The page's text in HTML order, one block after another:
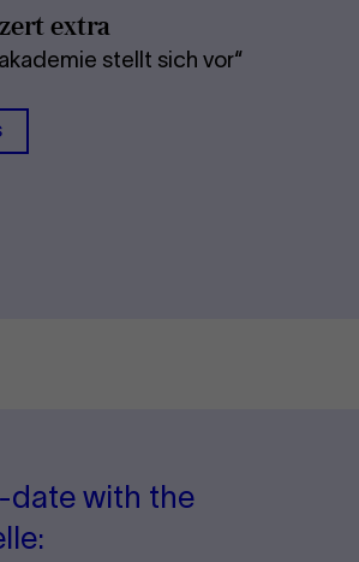
extra
stellt sich vor“
date with the